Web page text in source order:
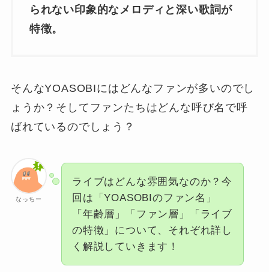
られない印象的なメロディと深い歌詞が
特徴。
そんなYOASOBIにはどんなファンが多いのでし
ょうか？そしてファンたちはどんな呼び名で呼
ばれているのでしょう？
なっちー
ライブはどんな雰囲気なのか？今
回は「YOASOBIのファン名」
「年齢層」「ファン層」「ライブ
の特徴」について、それぞれ詳し
く解説していきます！